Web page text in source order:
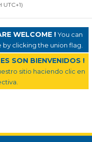
UTC+1)
WELCOME !You can
clicking the union flag.
SON BIENVENIDOS !
sitio haciendo clic en